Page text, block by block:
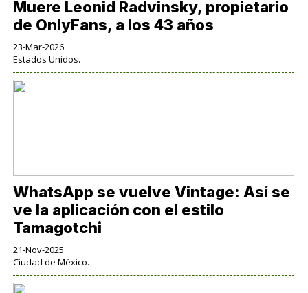
Muere Leonid Radvinsky, propietario
de OnlyFans, a los 43 años
23-Mar-2026
Estados Unidos.
WhatsApp se vuelve Vintage: Así se
ve la aplicación con el estilo
Tamagotchi
21-Nov-2025
Ciudad de México.